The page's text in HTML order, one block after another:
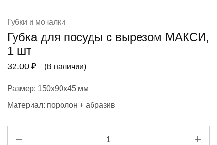
Губки и мочалки
Губка для посуды с вырезом МАКСИ,
1 шт
32.00 ₽ (В наличии)
Размер: 150х90х45 мм
Материал: поролон + абразив